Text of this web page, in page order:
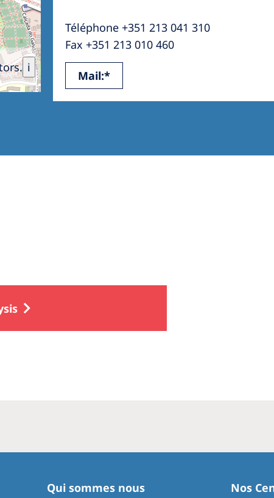
Asia Pacific
Asia Pacific
Australia
Philippines
United States of
i
Téléphone +351 213 041 310
Fax +351 213 010 460
Mail:*
Qui sommes nous Nos